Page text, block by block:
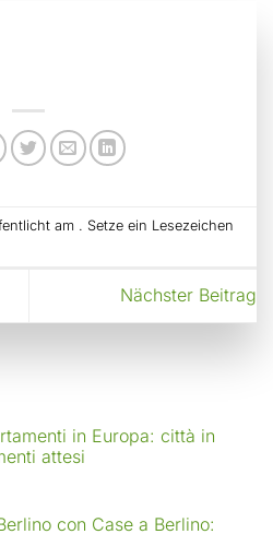
am . Setze ein Lesezeichen
Nächster Beitrag
in Europa: città in
attesi
con Case a Berlino: